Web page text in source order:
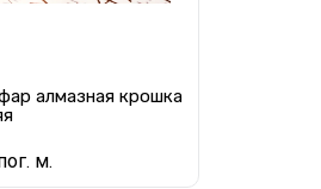
алмазная крошка
м.